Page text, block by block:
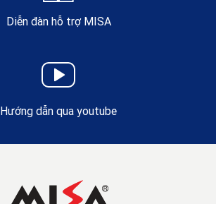
Diễn đàn hỗ trợ MISA
Hướng dẫn qua youtube